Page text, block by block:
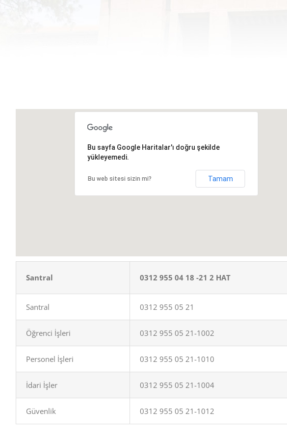
Bu sayfa Google Haritalar'ı doğru şekilde
yükleyemedi.
Bu web sitesi sizin mi? Tamam
Santral 0312 955 04 18 -21 2 HAT
Santral 0312 955 05 21
Öğrenci İşleri 0312 955 05 21-1002
Personel İşleri 0312 955 05 21-1010
İdari İşler 0312 955 05 21-1004
Güvenlik 0312 955 05 21-1012